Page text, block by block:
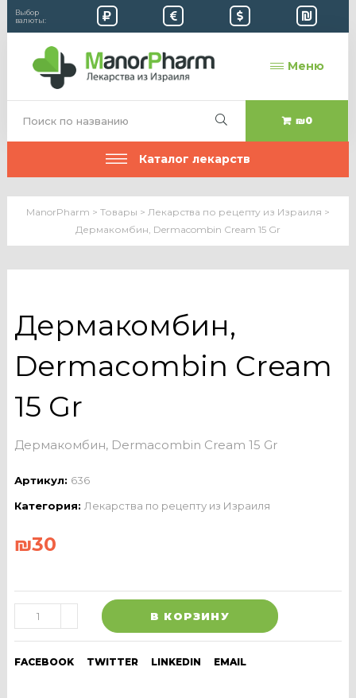
Выбор
валюты:
Меню
₪0
Каталог лекарств
ManorPharm > Товары > Лекарства по рецепту из Израиля >
Дермакомбин, Dermacombin Cream 15 Gr
Дермакомбин,
Dermacombin Cream
15 Gr
Дермакомбин, Dermacombin Cream 15 Gr
Артикул: 636
Категория: Лекарства по рецепту из Израиля
₪30
В КОРЗИНУ
FACEBOOK TWITTER LINKEDIN EMAIL